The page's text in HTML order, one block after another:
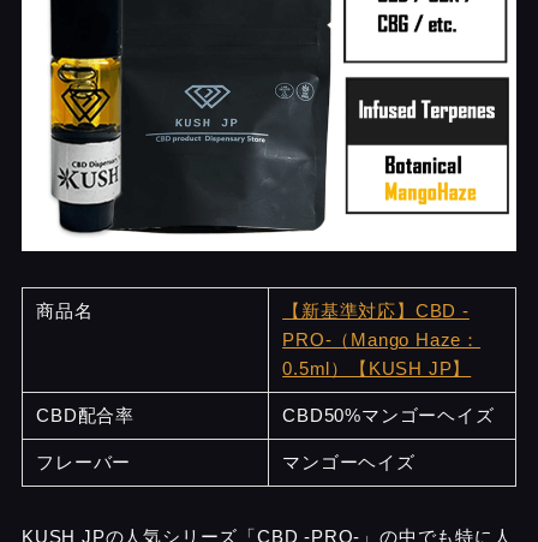
商品名
【新基準対応】CBD -
PRO-（Mango Haze：
0.5ml）【KUSH JP】
CBD配合率 CBD50%マンゴーヘイズ
フレーバー マンゴーヘイズ
KUSH JPの人気シリーズ「CBD -PRO-」の中でも特に人